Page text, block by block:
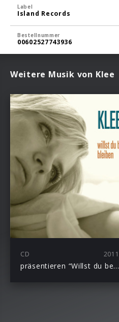
Label
Island Records
Bestellnummer
00602527743936
Weitere Musik von Klee
CD 2011
präsentieren “Willst du bei mir bleiben” aus ihrem neuen Album “Aus lauter Liebe”